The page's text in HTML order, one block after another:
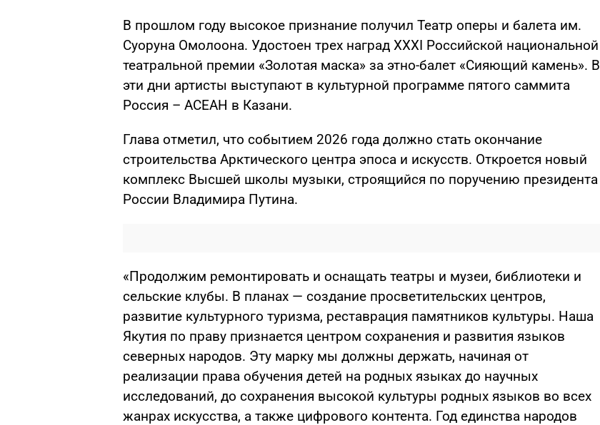
В прошлом году высокое признание получил Театр оперы и балета им.
Суоруна Омолоона. Удостоен трех наград XXXI Российской национальной
театральной премии «Золотая маска» за этно-балет «Сияющий камень». В
эти дни артисты выступают в культурной программе пятого саммита
Россия – АСЕАН в Казани.
Глава отметил, что событием 2026 года должно стать окончание
строительства Арктического центра эпоса и искусств. Откроется новый
комплекс Высшей школы музыки, строящийся по поручению президента
России Владимира Путина.
«Продолжим ремонтировать и оснащать театры и музеи, библиотеки и
сельские клубы. В планах — создание просветительских центров,
развитие культурного туризма, реставрация памятников культуры. Наша
Якутия по праву признается центром сохранения и развития языков
северных народов. Эту марку мы должны держать, начиная от
реализации права обучения детей на родных языках до научных
исследований, до сохранения высокой культуры родных языков во всех
жанрах искусства, а также цифрового контента. Год единства народов